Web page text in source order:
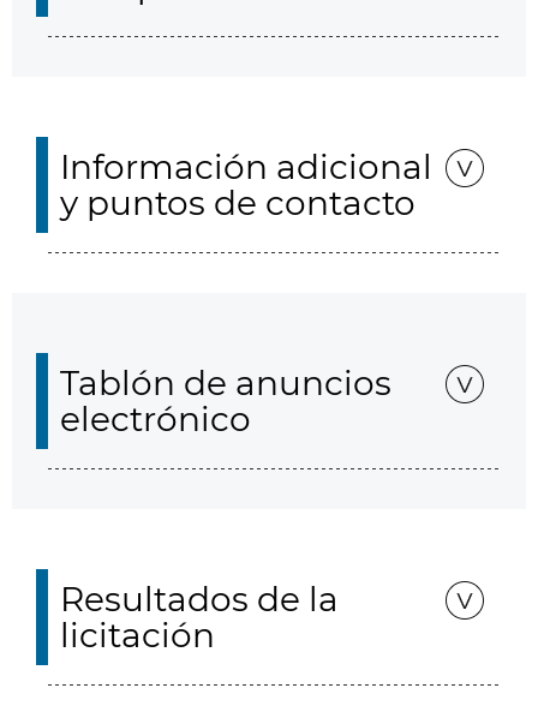
Información adicional
y puntos de contacto
Tablón de anuncios
electrónico
Resultados de la
licitación